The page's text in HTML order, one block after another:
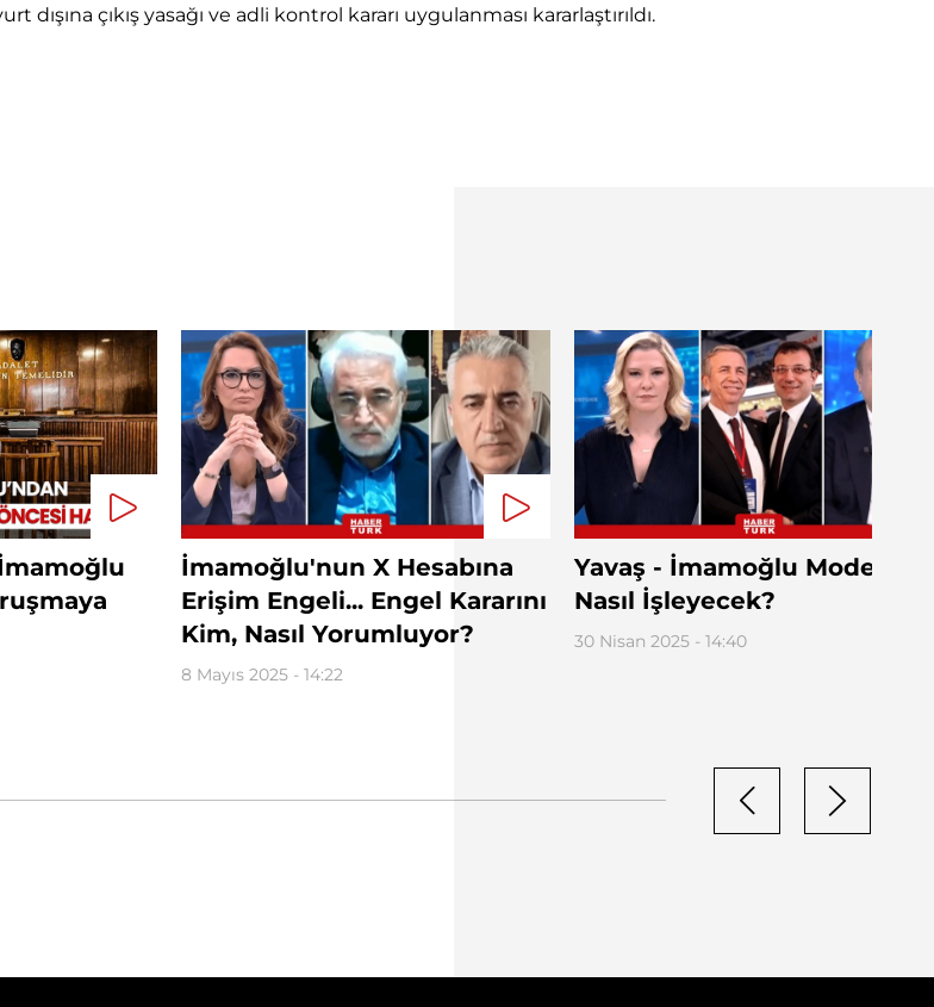
çıkış yasağı ve adli kontrol kararı uygulanması kararlaştırıldı.
İmamoğlu'nun X Hesabına
Erişim Engeli... Engel Kararını
Kim, Nasıl Yorumluyor?
8 Mayıs 2025 - 14:22
Yavaş - İmamoğlu Modeli
Nasıl İşleyecek?
30 Nisan 2025 - 14:40